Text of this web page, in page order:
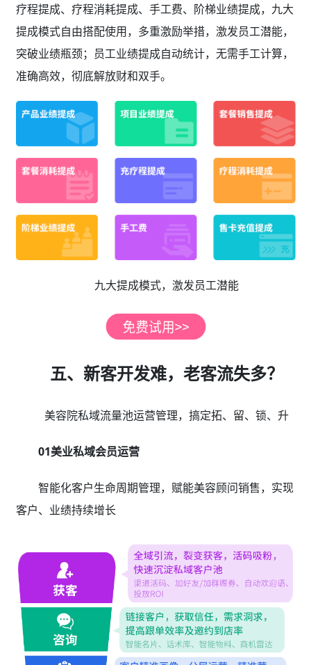
疗程提成、疗程消耗提成、手工费、阶梯业绩提成，九大
提成模式自由搭配使用，多重激励举措，激发员工潜能，
突破业绩瓶颈；员工业绩提成自动统计，无需手工计算，
准确高效，彻底解放财和双手。
九大提成模式，激发员工潜能
五、新客开发难，老客流失多？
美容院私域流量池运营管理，搞定拓、留、锁、升
01美业私域会员运营
智能化客户生命周期管理，赋能美容顾问销售，实现
客户、业绩持续增长